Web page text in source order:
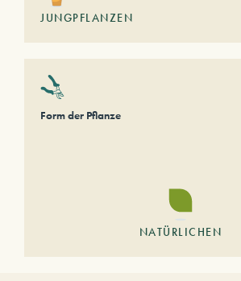
JUNGPFLANZEN
Form der Pflanze
NATÜRLICHEN